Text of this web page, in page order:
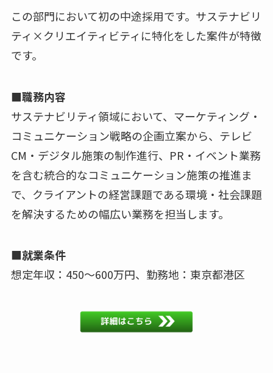
この部門において初の中途採用です。サステナビリ
ティ×クリエイティビティに特化をした案件が特徴
です。
■職務内容
サステナビリティ領域において、マーケティング・
コミュニケーション戦略の企画立案から、テレビ
CM・デジタル施策の制作進行、PR・イベント業務
を含む統合的なコミュニケーション施策の推進ま
で、クライアントの経営課題である環境・社会課題
を解決するための幅広い業務を担当します。
■就業条件
想定年収：450～600万円、勤務地：東京都港区